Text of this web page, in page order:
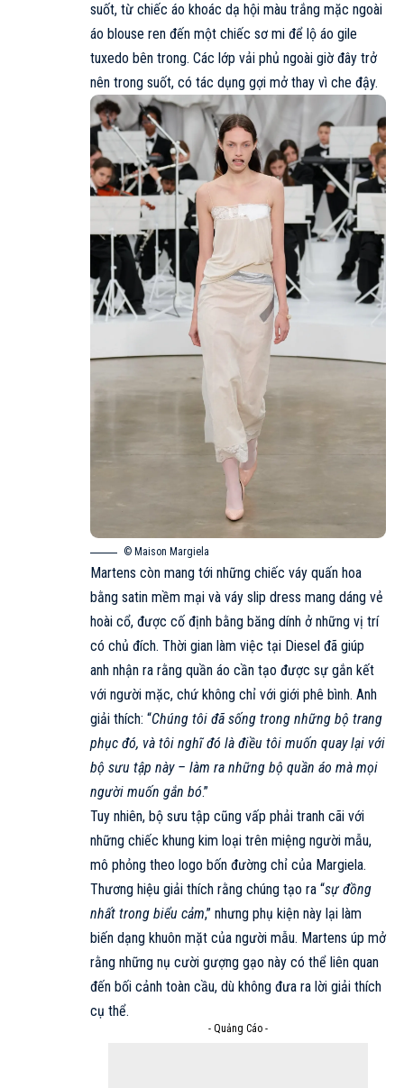
suốt, từ chiếc áo khoác dạ hội màu trắng mặc ngoài
áo blouse ren đến một chiếc sơ mi để lộ áo gile
tuxedo bên trong. Các lớp vải phủ ngoài giờ đây trở
nên trong suốt, có tác dụng gợi mở thay vì che đậy.
© Maison Margiela
Martens còn mang tới những chiếc váy quấn hoa
bằng satin mềm mại và váy slip dress mang dáng vẻ
hoài cổ, được cố định bằng băng dính ở những vị trí
có chủ đích. Thời gian làm việc tại Diesel đã giúp
anh nhận ra rằng quần áo cần tạo được sự gắn kết
với người mặc, chứ không chỉ với giới phê bình. Anh
giải thích: “Chúng tôi đã sống trong những bộ trang
phục đó, và tôi nghĩ đó là điều tôi muốn quay lại với
bộ sưu tập này – làm ra những bộ quần áo mà mọi
người muốn gắn bó.”
Tuy nhiên, bộ sưu tập cũng vấp phải tranh cãi với
những chiếc khung kim loại trên miệng người mẫu,
mô phỏng theo logo bốn đường chỉ của Margiela.
Thương hiệu giải thích rằng chúng tạo ra “sự đồng
nhất trong biểu cảm,” nhưng phụ kiện này lại làm
biến dạng khuôn mặt của người mẫu. Martens úp mở
rằng những nụ cười gượng gạo này có thể liên quan
đến bối cảnh toàn cầu, dù không đưa ra lời giải thích
cụ thể.
- Quảng Cáo -